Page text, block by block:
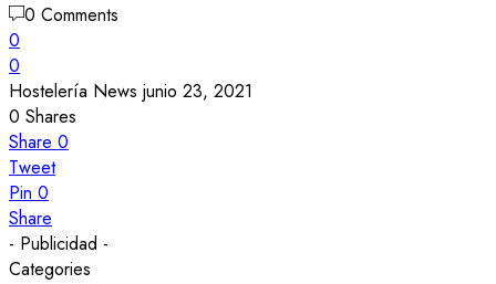
0 Comments
0
0
Hostelería News junio 23, 2021
0 Shares
Share 0
Tweet
Pin 0
Share
- Publicidad -
Categories